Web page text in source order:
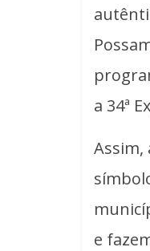
a 34ª
Assim,
e